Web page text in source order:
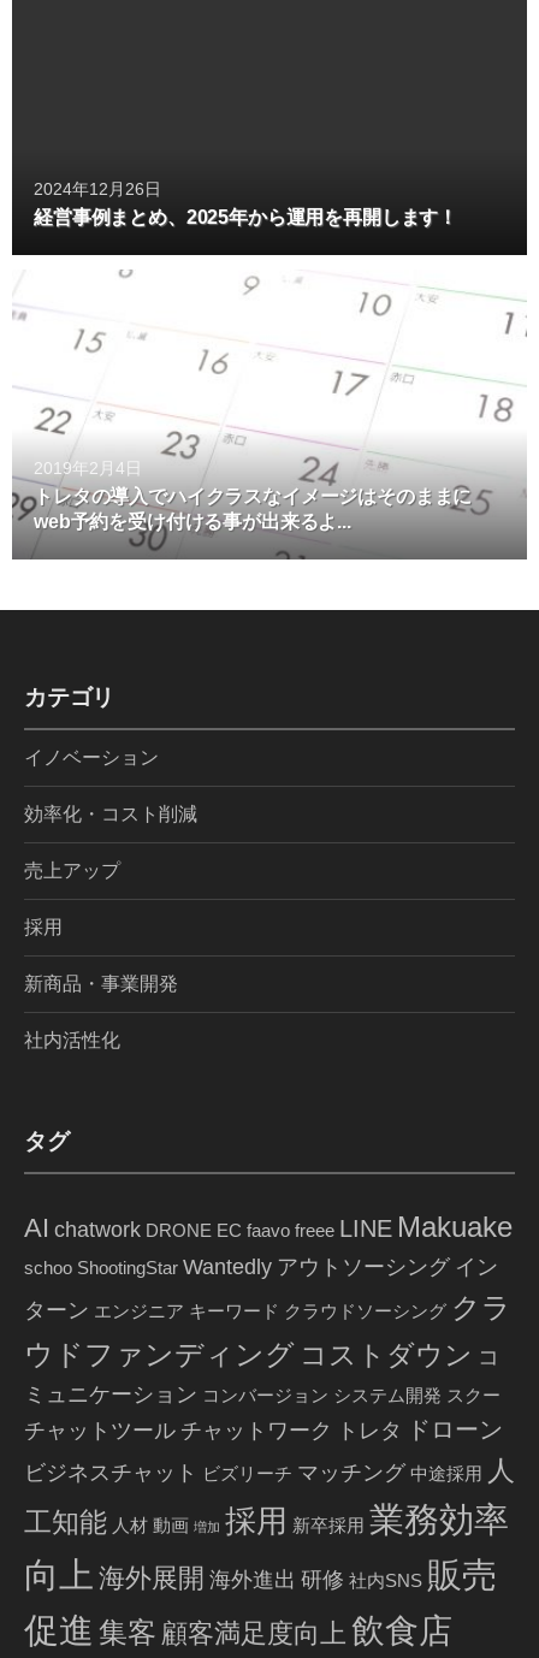
2024年12月26日
経営事例まとめ、2025年から運用を再開します！
2019年2月4日
トレタの導入でハイクラスなイメージはそのままに
web予約を受け付ける事が出来るよ...
カテゴリ
イノベーション
効率化・コスト削減
売上アップ
採用
新商品・事業開発
社内活性化
タグ
AI chatwork DRONE EC faavo freee LINE Makuake
schoo ShootingStar Wantedly アウトソーシング イン
ターン エンジニア キーワード クラウドソーシング クラ
ウドファンディング コストダウン コ
ミュニケーション コンバージョン システム開発 スクー
チャットツール チャットワーク トレタ ドローン
ビジネスチャット ビズリーチ マッチング 中途採用
人
工知能 人材 動画 増加 採用 新卒採用 業務効率
向上 海外展開 海外進出 研修 社内SNS 販売
促進 集客 顧客満足度向上 飲食店